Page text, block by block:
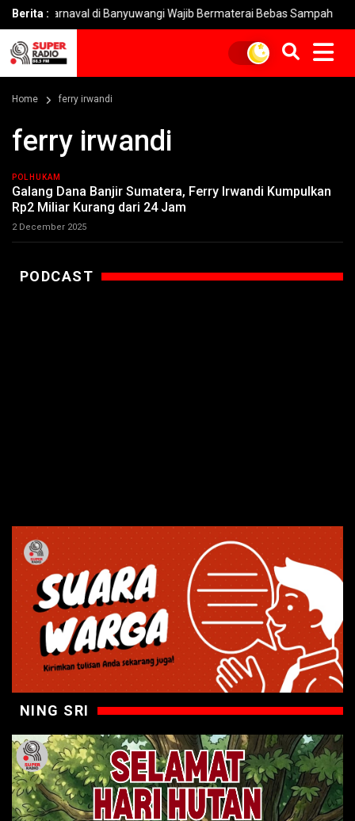
Berita :
Karnaval di Banyuwangi Wajib Bermaterai Bebas Sampah
Home ferry irwandi
ferry irwandi
POLHUKAM
Galang Dana Banjir Sumatera, Ferry Irwandi Kumpulkan
Rp2 Miliar Kurang dari 24 Jam
2 December 2025
PODCAST
NING SRI